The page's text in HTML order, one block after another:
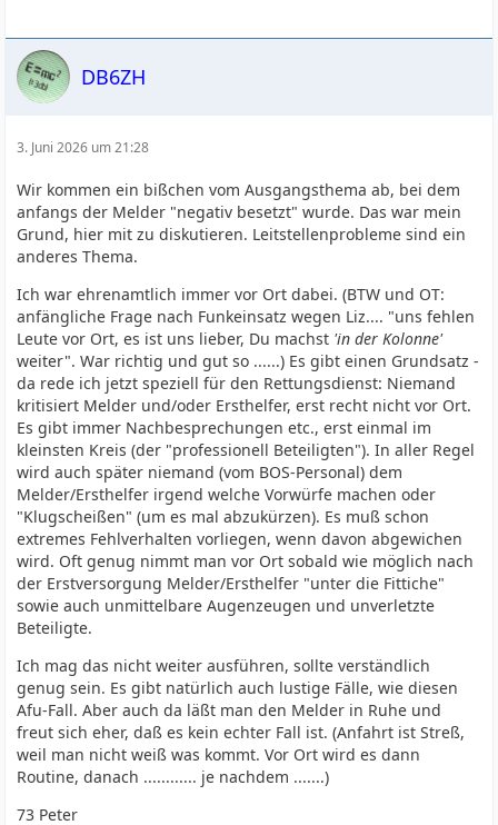
DB6ZH
3. Juni 2026 um 21:28
Wir kommen ein bißchen vom Ausgangsthema ab, bei dem
anfangs der Melder "negativ besetzt" wurde. Das war mein
Grund, hier mit zu diskutieren. Leitstellenprobleme sind ein
anderes Thema.
Ich war ehrenamtlich immer vor Ort dabei. (BTW und OT:
anfängliche Frage nach Funkeinsatz wegen Liz.... "uns fehlen
Leute vor Ort, es ist uns lieber, Du machst 'in der Kolonne'
weiter". War richtig und gut so ......) Es gibt einen Grundsatz -
da rede ich jetzt speziell für den Rettungsdienst: Niemand
kritisiert Melder und/oder Ersthelfer, erst recht nicht vor Ort.
Es gibt immer Nachbesprechungen etc., erst einmal im
kleinsten Kreis (der "professionell Beteiligten"). In aller Regel
wird auch später niemand (vom BOS-Personal) dem
Melder/Ersthelfer irgend welche Vorwürfe machen oder
"Klugscheißen" (um es mal abzukürzen). Es muß schon
extremes Fehlverhalten vorliegen, wenn davon abgewichen
wird. Oft genug nimmt man vor Ort sobald wie möglich nach
der Erstversorgung Melder/Ersthelfer "unter die Fittiche"
sowie auch unmittelbare Augenzeugen und unverletzte
Beteiligte.
Ich mag das nicht weiter ausführen, sollte verständlich
genug sein. Es gibt natürlich auch lustige Fälle, wie diesen
Afu-Fall. Aber auch da läßt man den Melder in Ruhe und
freut sich eher, daß es kein echter Fall ist. (Anfahrt ist Streß,
weil man nicht weiß was kommt. Vor Ort wird es dann
Routine, danach ............ je nachdem .......)
73 Peter